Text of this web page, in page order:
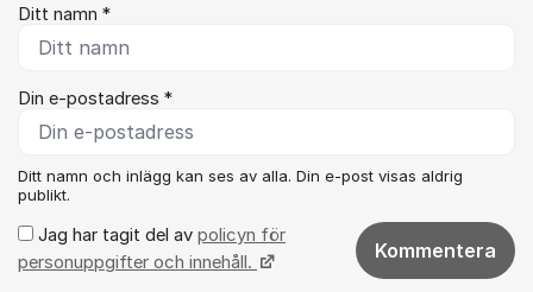
Ditt namn *
Din e-postadress *
Ditt namn och inlägg kan ses av alla. Din e-post visas aldrig
publikt.
Jag har tagit del av policyn för
personuppgifter och innehåll.
Kommentera